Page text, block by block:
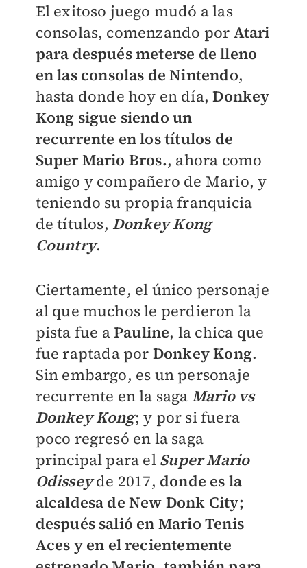
El exitoso juego mudó a las
consolas, comenzando por Atari
para después meterse de lleno
en las consolas de Nintendo,
hasta donde hoy en día,Donkey
Kong sigue siendo un
recurrente en los títulos de
Super Mario Bros., ahora como
amigo y compañero de Mario, y
teniendo su propia franquicia
de títulos, Donkey Kong
Country.
Ciertamente, el único personaje
al que muchos le perdieron la
pista fue aPauline, la chica que
fue raptada por Donkey Kong.
Sin embargo, es un personaje
recurrente en la saga Mario vs
Donkey Kong; y por si fuera
poco regresó en la saga
principal para el Super Mario
Odisseyde 2017, donde es la
alcaldesa de New Donk City;
después salió en Mario Tenis
Aces y en el recientemente